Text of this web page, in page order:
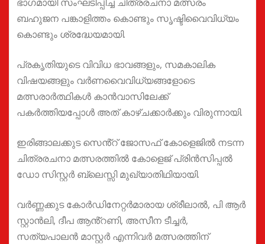
ബഹുജന പങ്കാളിത്തം കൊണ്ടും സൃഷ്ടിവൈവിധ്യം
കൊണ്ടും ശ്രദ്ധേയമായി.
പ്രകൃതിയുടെ വിവിധ ഭാവങ്ങളും, സമകാലിക
വിഷയങ്ങളും വര്‍ണവൈവിധ്യങ്ങളോടെ
മത്സരാർത്ഥികൾ കാന്‍വാസിലേക്ക്
പകര്‍ത്തിയപ്പോള്‍ അത് കാഴ്ചക്കാര്‍ക്കും വിരുന്നായി.
ഇരിങ്ങാലക്കുട സെൻ്റ് ജോസഫ് കോളെജിൽ നടന്ന
ചിത്രരചനാ മത്സരത്തിൽ കോളെജ് പ്രിൻസിപ്പൽ
ഡോ സിസ്റ്റർ ബ്ലെസ്സി മുഖ്യാതിഥിയായി.
വർണ്ണക്കുട കോർഡിനേറ്റർമാരായ ശ്രീലാൽ, പി ആർ
സ്റ്റാൻലി, ദീപ ആൻ്റണി, അസീന ടീച്ചർ,
സത്യപാലൻ മാസ്റ്റർ എന്നിവർ മത്സരത്തിന്